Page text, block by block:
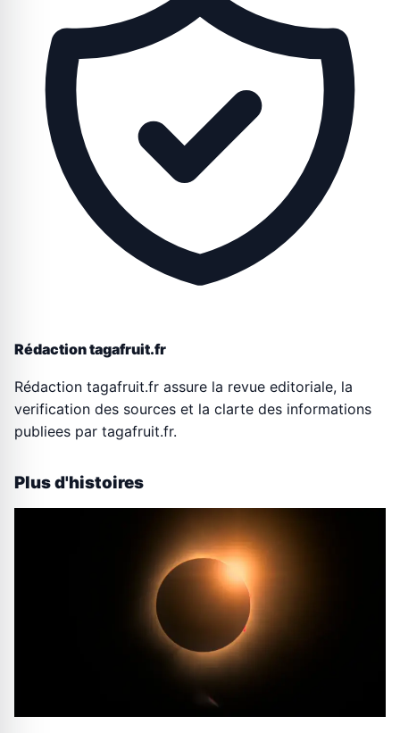
Rédaction tagafruit.fr
Rédaction tagafruit.fr assure la revue editoriale, la
verification des sources et la clarte des informations
publiees par tagafruit.fr.
Plus d'histoires